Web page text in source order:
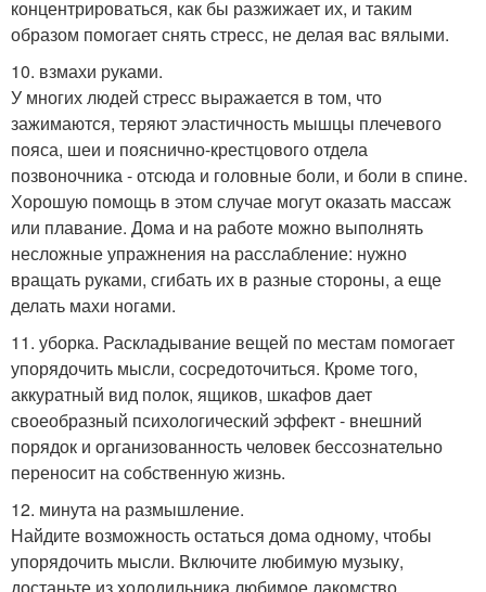
концентрироваться, как бы разжижает их, и таким
образом помогает снять стресс, не делая вас вялыми.
10. взмахи руками.
У многих людей стресс выражается в том, что
зажимаются, теряют эластичность мышцы плечевого
пояса, шеи и пояснично-крестцового отдела
позвоночника - отсюда и головные боли, и боли в спине.
Хорошую помощь в этом случае могут оказать массаж
или плавание. Дома и на работе можно выполнять
несложные упражнения на расслабление: нужно
вращать руками, сгибать их в разные стороны, а еще
делать махи ногами.
11. уборка. Раскладывание вещей по местам помогает
упорядочить мысли, сосредоточиться. Кроме того,
аккуратный вид полок, ящиков, шкафов дает
своеобразный психологический эффект - внешний
порядок и организованность человек бессознательно
переносит на собственную жизнь.
12. минута на размышление.
Найдите возможность остаться дома одному, чтобы
упорядочить мысли. Включите любимую музыку,